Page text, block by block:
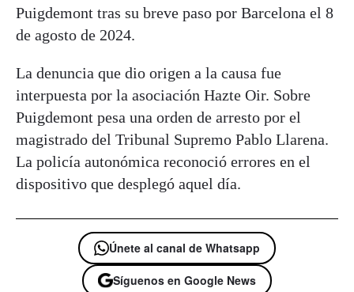
Puigdemont tras su breve paso por Barcelona el 8
de agosto de 2024.
La denuncia que dio origen a la causa fue
interpuesta por la asociación Hazte Oir. Sobre
Puigdemont pesa una orden de arresto por el
magistrado del Tribunal Supremo Pablo Llarena.
La policía autonómica reconoció errores en el
dispositivo que desplegó aquel día.
Únete al canal de Whatsapp
Síguenos en Google News